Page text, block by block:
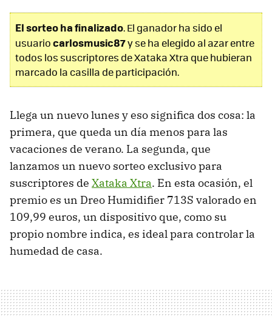
El sorteo ha finalizado. El ganador ha sido el
usuariocarlosmusic87y se ha elegido al azar entre
todos los suscriptores de Xataka Xtra que hubieran
marcado la casilla de participación.
Llega un nuevo lunes y eso significa dos cosa: la
primera, que queda un día menos para las
vacaciones de verano. La segunda, que
lanzamos un nuevo sorteo exclusivo para
suscriptores de Xataka Xtra. En esta ocasión, el
premio es un Dreo Humidifier 713S valorado en
109,99 euros, un dispositivo que, como su
propio nombre indica, es ideal para controlar la
humedad de casa.